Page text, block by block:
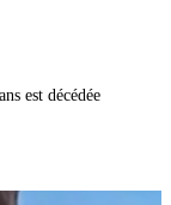
est décédée